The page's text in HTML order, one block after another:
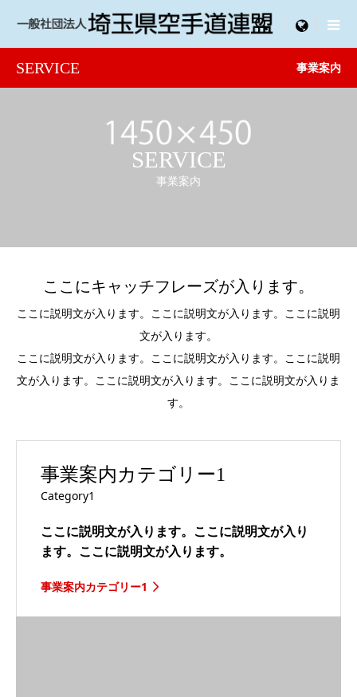
 menu
SERVICE 事業案内
SERVICE
事業案内
ここにキャッチフレーズが入ります。
ここに説明文が入ります。ここに説明文が入ります。ここに説明
文が入ります。
ここに説明文が入ります。ここに説明文が入ります。ここに説明
文が入ります。ここに説明文が入ります。ここに説明文が入りま
す。
事業案内カテゴリー1
Category1
ここに説明文が入ります。ここに説明文が入り
ます。ここに説明文が入ります。
事業案内カテゴリー1